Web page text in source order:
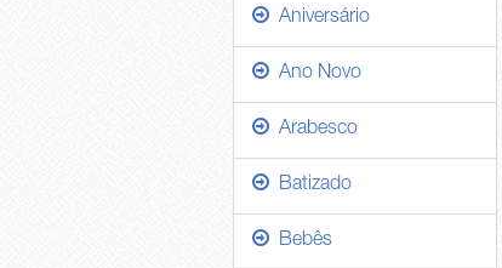
Aniversário
Ano Novo
Arabesco
Batizado
Bebês